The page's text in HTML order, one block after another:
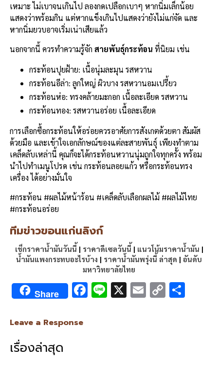
เหมาะ ไม่เบาจนเกินไป ลองกดเปลือกเบาๆ หากนิ่มเล็กน้อย
แสดงว่าพร้อมกิน แต่หากแข็งเกินไปแสดงว่ายังไม่แก่จัด และ
หากนิ่มยวบอาจเริ่มเน่าเสียแล้ว
นอกจากนี้ ควรทำความรู้จัก สายพันธุ์กระท้อน ที่นิยม เช่น
กระท้อนปุยฝ้าย: เนื้อนุ่มละมุน รสหวาน
กระท้อนอีล่า: ลูกใหญ่ ผิวบาง รสหวานอมเปรี้ยว
กระท้อนห่อ: ทรงคล้ายมะกอก เนื้อละเอียด รสหวาน
กระท้อนทอง: รสหวานอร่อย เนื้อละเอียด
การเลือกซื้อกระท้อนให้อร่อยควรอาศัยการสังเกตด้วยตา สัมผัส
ด้วยมือ และเข้าใจเอกลักษณ์ของแต่ละสายพันธุ์ เพียงทำตาม
เคล็ดลับเหล่านี้ คุณก็จะได้กระท้อนหวานนุ่มถูกใจทุกครั้ง พร้อม
นำไปทำเมนูโปรด เช่น กระท้อนลอยแก้ว หรือกระท้อนทรง
เครื่อง ได้อย่างมั่นใจ
#กระท้อน #ผลไม้หน้าร้อน #เคล็ดลับเลือกผลไม้ #ผลไม้ไทย
#กระท้อนอร่อย
ทีมข่าวขอนแก่นลิงก์
เช็กราคาน้ำมันวันนี้ | ราคาดีเซลวันนี้ | แนวโน้มราคาน้ำมัน |
น้ำมันแพงกระทบอะไรบ้าง | ราคาน้ำมันพรุ่งนี้ ล่าสุด | อันดับ
มหาวิทยาลัยไทย
Share F Li X E C
Leave a Response
เรื่องล่าสุด